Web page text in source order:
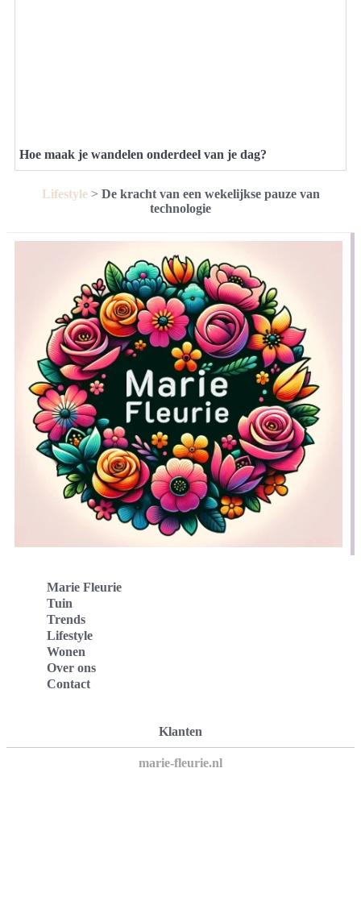
Hoe maak je wandelen onderdeel van je dag?
Lifestyle> De kracht van een wekelijkse pauze van
technologie
Marie Fleurie
Tuin
Trends
Lifestyle
Wonen
Over ons
Contact
Klanten
marie-fleurie.nl